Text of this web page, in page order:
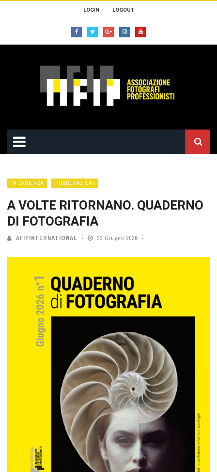
LOGIN LOGOUT
IN EVIDENZA PUBBLICAZIONI
A VOLTE RITORNANO. QUADERNO
DI FOTOGRAFIA
AFIPINTERNATIONAL 23 Giugno 2026